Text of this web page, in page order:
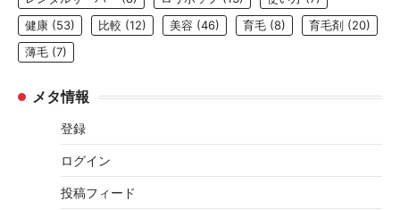
健康 (53) 比較 (12) 美容 (46) 育毛 (8) 育毛剤 (20)
薄毛 (7)
メタ情報
登録
ログイン
投稿フィード